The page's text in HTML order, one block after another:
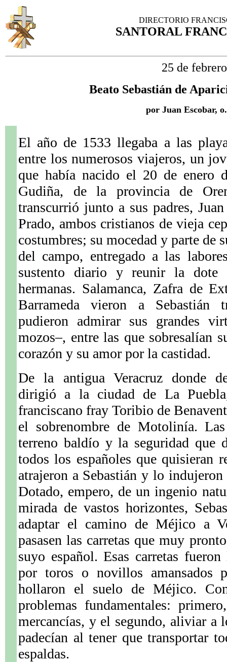
DIRECTORIO
SANTORAL
25 de febrero
Beato Sebastián de
por Juan Escobar,
El año de 1533 llegaba a las
entre los numerosos viajeros, un
que había nacido el 20 de enero
Gudiña, de la provincia de
transcurrió junto a sus padres,
Prado, ambos cristianos de vieja
costumbres; su mocedad y parte de
del campo, entregado a las
sustento diario y reunir la dote
hermanas. Salamanca, Zafra de
Barrameda vieron a Sebastián
pudieron admirar sus grandes
mozos–, entre las que sobresalían
corazón y su amor por la castidad.
De la antigua Veracruz donde
dirigió a la ciudad de La
franciscano fray Toribio de
el sobrenombre de Motolinía.
terreno baldío y la seguridad que
todos los españoles que quisieran
atrajeron a Sebastián y lo indujeron
Dotado, empero, de un ingenio
mirada de vastos horizontes,
adaptar el camino de Méjico a
pasasen las carretas que muy
suyo español. Esas carretas
por toros o novillos amansados
hollaron el suelo de Méjico.
problemas fundamentales:
mercancías, y el segundo, aliviar a
padecían al tener que transportar
espaldas.